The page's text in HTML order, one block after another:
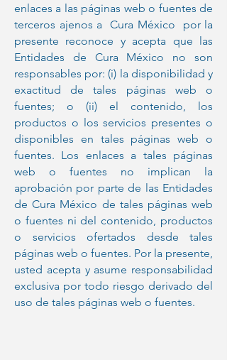
enlaces a las páginas web o fuentes de
terceros ajenos a Cura México por la
presente reconoce y acepta que las
Entidades de Cura México no son
responsables por: (i) la disponibilidad y
exactitud de tales páginas web o
fuentes; o (ii) el contenido, los
productos o los servicios presentes o
disponibles en tales páginas web o
fuentes. Los enlaces a tales páginas
web o fuentes no implican la
aprobación por parte de las Entidades
de Cura México de tales páginas web
o fuentes ni del contenido, productos
o servicios ofertados desde tales
páginas web o fuentes. Por la presente,
usted acepta y asume responsabilidad
exclusiva por todo riesgo derivado del
uso de tales páginas web o fuentes.